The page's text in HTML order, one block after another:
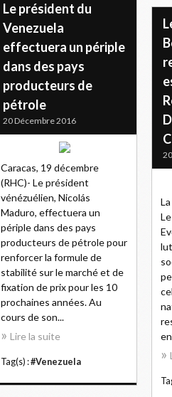
Le président du
Venezuela
effectuera un périple
dans des pays
producteurs de
pétrole
20 Décembre 2016
Caracas, 19 décembre
(RHC)- Le président
vénézuélien, Nicolás
Maduro, effectuera un
périple dans des pays
producteurs de pétrole pour
renforcer la formule de
stabilité sur le marché et de
fixation de prix pour les 10
prochaines années. Au
cours de son...
Lire la suite
Tag(s) :#Venezuela